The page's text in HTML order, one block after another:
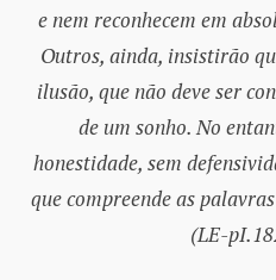
e nem reconhecem em
Outros, ainda, insistirão
ilusão, que não deve ser
de um sonho. No
honestidade, sem
que compreende as
(LE-